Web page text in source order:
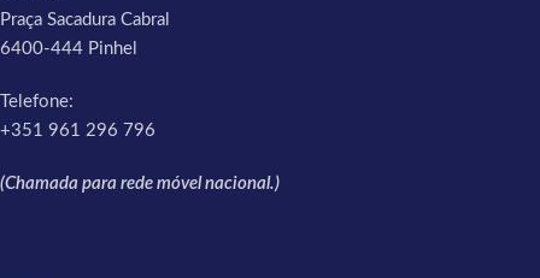
Praça Sacadura Cabral
6400-444 Pinhel
Telefone:
+351 961 296 796
(Chamada para rede móvel nacional.)